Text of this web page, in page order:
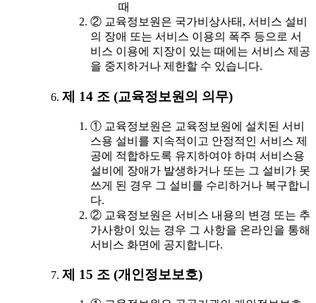
때
② 교육정보원은 국가비상사태, 서비스 설비
의 장애 또는 서비스 이용의 폭주 등으로 서
비스 이용에 지장이 있는 때에는 서비스 제공
을 중지하거나 제한할 수 있습니다.
제 14 조 (교육정보원의 의무)
① 교육정보원은 교육정보원에 설치된 서비
스용 설비를 지속적이고 안정적인 서비스 제
공에 적합하도록 유지하여야 하며 서비스용
설비에 장애가 발생하거나 또는 그 설비가 못
쓰게 된 경우 그 설비를 수리하거나 복구합니
다.
② 교육정보원은 서비스 내용의 변경 또는 추
가사항이 있는 경우 그 사항을 온라인을 통해
서비스 화면에 공지합니다.
제 15 조 (개인정보보호)